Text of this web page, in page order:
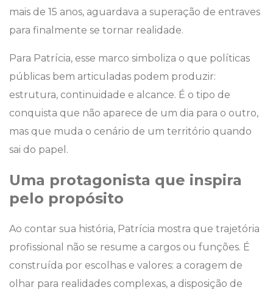
mais de 15 anos, aguardava a superação de entraves
para finalmente se tornar realidade.
Para Patrícia, esse marco simboliza o que políticas
públicas bem articuladas podem produzir:
estrutura, continuidade e alcance. É o tipo de
conquista que não aparece de um dia para o outro,
mas que muda o cenário de um território quando
sai do papel.
Uma protagonista que inspira
pelo propósito
Ao contar sua história, Patrícia mostra que trajetória
profissional não se resume a cargos ou funções. É
construída por escolhas e valores: a coragem de
olhar para realidades complexas, a disposição de